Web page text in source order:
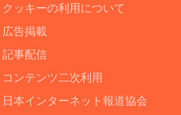
クッキーの利用について
広告掲載
記事配信
コンテンツ二次利用
日本インターネット報道協会